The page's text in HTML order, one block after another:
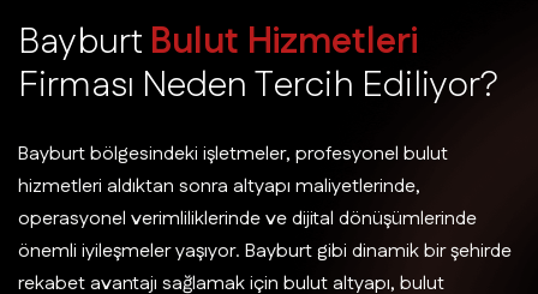
Bayburt Bulut Hizmetleri
Firması NedenTercih Ediliyor?
Bayburt bölgesindeki işletmeler, profesyonel bulut
hizmetleri aldıktan sonra altyapı maliyetlerinde,
operasyonel verimliliklerinde ve dijital dönüşümlerinde
önemli iyileşmeler yaşıyor. Bayburt gibi dinamik bir şehirde
rekabet avantajı sağlamak için bulut altyapı, bulut